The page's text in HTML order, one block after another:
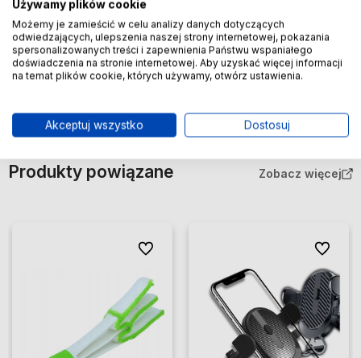
Importer
JEWELRY WATCHES Sp.zo.o.
ul. FREZERÓW 3
Produkty powiązane Zobacz więcej
Do ulubionych Do
Używamy plików cookie
Możemy je zamieścić w celu analizy danych dotyczących
odwiedzających, ulepszenia naszej strony internetowej, pokazania
spersonalizowanych treści i zapewnienia Państwu wspaniałego
doświadczenia na stronie internetowej. Aby uzyskać więcej informacji
na temat plików cookie, których używamy, otwórz ustawienia.
Akceptuj wszystko Dostosuj